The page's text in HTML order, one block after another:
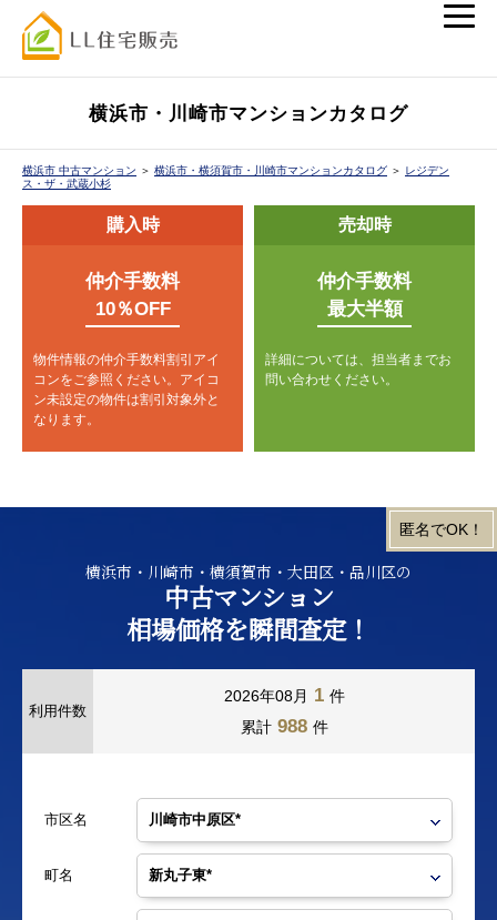
横浜市・川崎市マンションカタログ
横浜市 中古マンション ＞ 横浜市・横須賀市・川崎市マンションカタログ ＞ レジデン
ス・ザ・武蔵小杉
購入時
仲介手数料
10％OFF
物件情報の仲介手数料割引アイ
コンをご参照ください。 アイコ
ン未設定の物件は割引対象外と
なります。
売却時
仲介手数料
最大半額
詳細については、担当者までお
問い合わせください。
横浜市・川崎市・横須賀市・大田区・品川区の
中古マンション
相場価格を瞬間査定！
利用件数
2026年08月 1 件
累計 988 件
市区名
町名